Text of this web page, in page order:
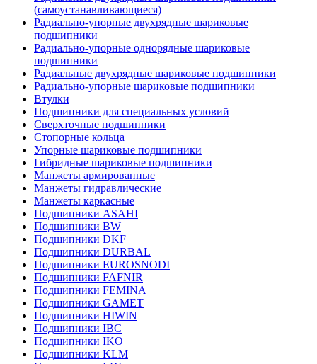
(самоустанавливающиеся)
Радиально-упорные двухрядные шариковые
подшипники
Радиально-упорные однорядные шариковые
подшипники
Радиальные двухрядные шариковые подшипники
Радиально-упорные шариковые подшипники
Втулки
Подшипники для специальных условий
Сверхточные подшипники
Стопорные кольца
Упорные шариковые подшипники
Гибридные шариковые подшипники
Манжеты армированные
Манжеты гидравлические
Манжеты каркасные
Подшипники ASAHI
Подшипники BW
Подшипники DKF
Подшипники DURBAL
Подшипники EUROSNODI
Подшипники FAFNIR
Подшипники FEMINA
Подшипники GAMET
Подшипники HIWIN
Подшипники IBC
Подшипники IKO
Подшипники KLM